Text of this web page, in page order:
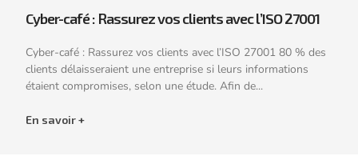
Cyber-café : Rassurez vos clients avec l’ISO 27001
Cyber-café : Rassurez vos clients avec l’ISO 27001 80 % des
clients délaisseraient une entreprise si leurs informations
étaient compromises, selon une étude. Afin de...
En savoir +